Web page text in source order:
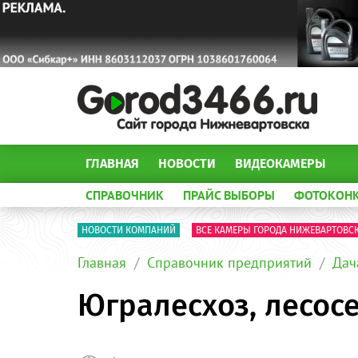
ГЛАВНАЯ НОВОСТИ ВИДЕОКАМЕРЫ
СПРАВОЧНИК ПРАЙС ВЫБОРЫ
НОВОСТИ КОМПАНИЙ ВСЕ КАМЕРЫ ГОРОДА
Главная Справочник предприятий
Югралесхоз,